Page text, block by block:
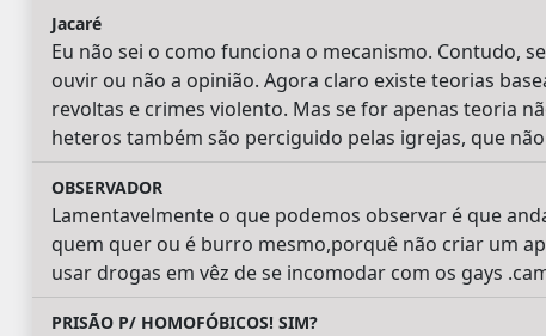
Jacaré
Eu não sei o como funciona o mecanismo. Contudo,
ouvir ou não a opinião. Agora claro existe teorias
revoltas e crimes violento. Mas se for apenas teoria
heteros também são perciguido pelas igrejas, que
OBSERVADOR
Lamentavelmente o que podemos observar é que
quem quer ou é burro mesmo,porquê não criar um
usar drogas em vêz de se incomodar com os gays
PRISÃO P/ HOMOFÓBICOS! SIM?